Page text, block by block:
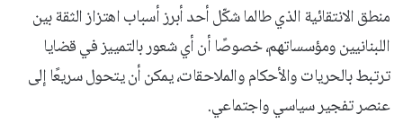
منطق الانتقائية الذي طالما شكّل أحد أبرز أسباب اهتزاز الثقة بين
اللبنانيين ومؤسساتهم، خصوصًا أن أي شعور بالتمييز في قضايا
ترتبط بالحريات والأحكام والملاحقات، يمكن أن يتحول سريعًا إلى
عنصر تفجير سياسي واجتماعي.